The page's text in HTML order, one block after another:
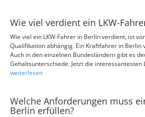
Wie viel verdient ein LKW-
Wie viel ein LKW-Fahrer in Berlin verdient, ist
Qualifikation abhängig. Ein Kraftfahrer in Berlin
Auch in den einzelnen Bundesländern gibt es
Gehaltsunterschiede. Jetzt die interessantesten
weiterlesen
Welche Anforderungen muss
Berlin erfüllen?